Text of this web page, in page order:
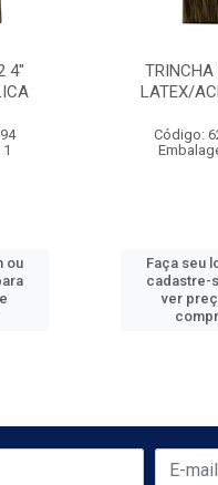
4''
ou
TRINCHA
LATEX/
Código:
Faça seu
cadastre-
ver